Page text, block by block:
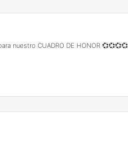
nuestro CUADRO DE HONOR 💞💞💞💞